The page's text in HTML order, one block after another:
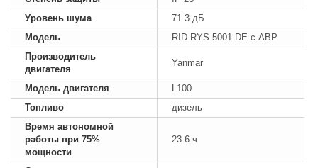
Уровень шума
71.3 дБ
Модель
RID RYS 5001 DE с АВР
Производитель
двигателя
Yanmar
Модель двигателя
L100
Топливо
дизель
Время автономной
работы при 75%
мощности
23.6 ч